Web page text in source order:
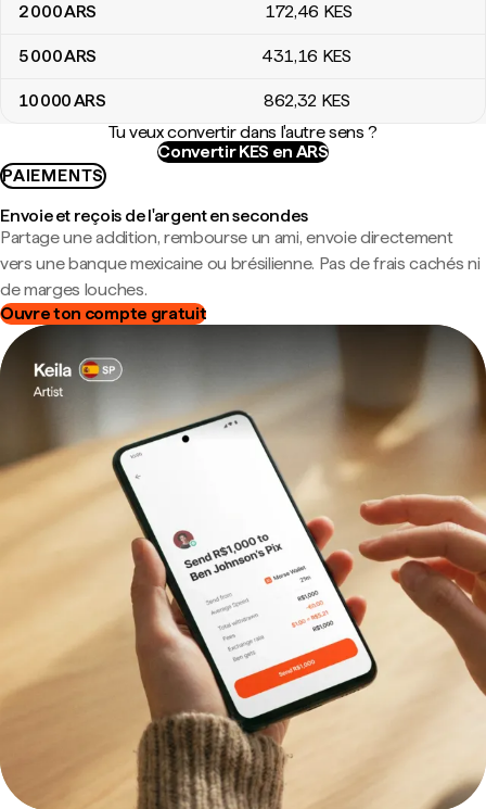
2 000ARS 172,46 KES
5 000ARS 431,16 KES
10 000ARS 862,32 KES
Tu veux convertir dans l'autre sens ?
Convertir KES en ARS
PAIEMENTS
Envoie et reçois de l'argent en secondes
Partage une addition, rembourse un ami, envoie directement
vers une banque mexicaine ou brésilienne. Pas de frais cachés ni
de marges louches.
Ouvre ton compte gratuit